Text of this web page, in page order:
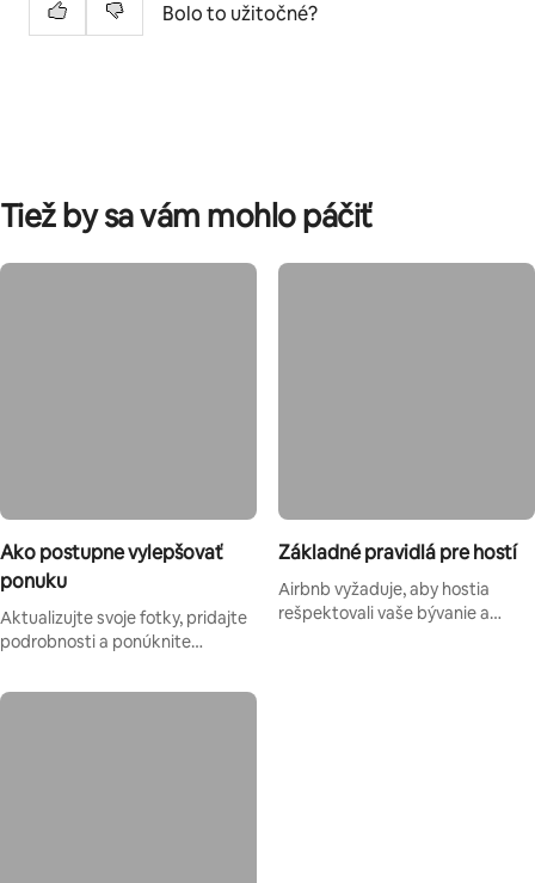
Bolo to užitočné?
Tiež by sa vám mohlo páčiť
Ako postupne vylepšovať
ponuku
Aktualizujte svoje fotky, pridajte
podrobnosti a ponúknite
aby ste prilákali viac hostí.
Základné pravidlá pre hostí
Airbnb vyžaduje, aby hostia
rešpektovali vaše bývanie a